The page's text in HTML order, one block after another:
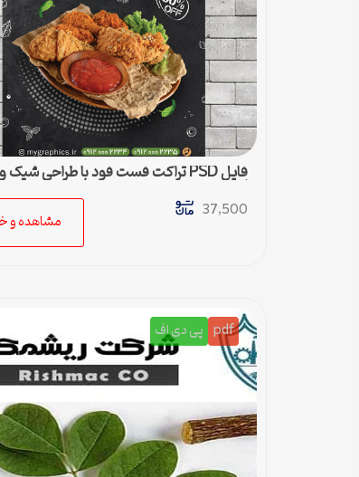
فایل PSD تراکت فست فود با طراحی شیک و
37,500
مشاهده و
pdf پی دی اف